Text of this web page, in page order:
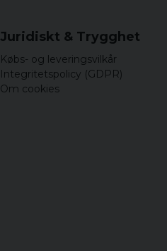
Juridiskt & Trygghet
Købs- og leveringsvilkår
Integritetspolicy (GDPR)
Om cookies